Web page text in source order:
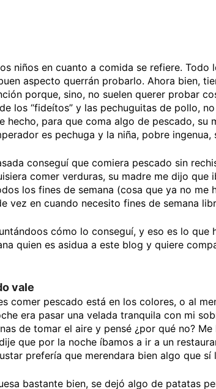
niños en cuanto a comida se refiere. Todo
aspecto querrán probarlo. Ahora bien,
porque, sino, no suelen querer probar
los “fideítos” y las pechuguitas de pollo,
hecho, para que coma algo de pescado, su
es pechuga y la niña, pobre ingenua,
conseguí que comiera pescado sin
comer verduras, su madre me dijo que
los fines de semana (cosa que ya no me
vez en cuando necesito fines de semana
cómo lo conseguí, y eso es lo que
quien es asidua a este blog y quiere
vale
comer pescado está en los colores, o al
era pasar una velada tranquila con mi
de tomar el aire y pensé ¿por qué no? Me
que por la noche íbamos a ir a un
prefería que merendara bien algo que sí
bastante bien, se dejó algo de patatas